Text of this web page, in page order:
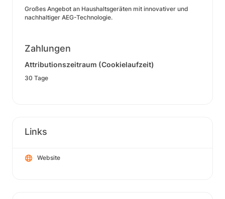
Großes Angebot an Haushaltsgeräten mit innovativer und
nachhaltiger AEG-Technologie.
Zahlungen
Attributionszeitraum (Cookielaufzeit)
30 Tage
Links
Website